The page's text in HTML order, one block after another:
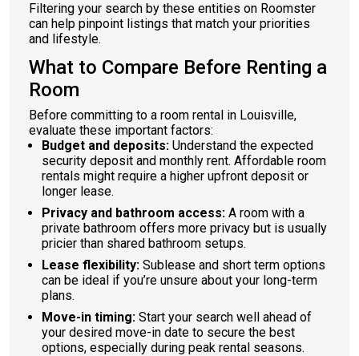
Filtering your search by these entities on Roomster
can help pinpoint listings that match your priorities
and lifestyle.
What to Compare Before Renting a
Room
Before committing to a room rental in Louisville,
evaluate these important factors:
Budget and deposits: Understand the expected
security deposit and monthly rent. Affordable room
rentals might require a higher upfront deposit or
longer lease.
Privacy and bathroom access: A room with a
private bathroom offers more privacy but is usually
pricier than shared bathroom setups.
Lease flexibility: Sublease and short term options
can be ideal if you’re unsure about your long-term
plans.
Move-in timing: Start your search well ahead of
your desired move-in date to secure the best
options, especially during peak rental seasons.